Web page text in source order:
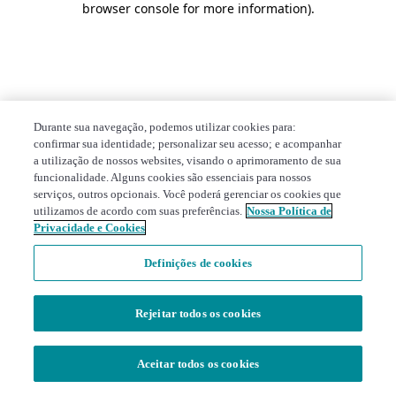
browser console for more information).
Durante sua navegação, podemos utilizar cookies para:
confirmar sua identidade; personalizar seu acesso; e acompanhar
a utilização de nossos websites, visando o aprimoramento de sua
funcionalidade. Alguns cookies são essenciais para nossos
serviços, outros opcionais. Você poderá gerenciar os cookies que
utilizamos de acordo com suas preferências. Nossa Política de
Privacidade e Cookies
Definições de cookies
Rejeitar todos os cookies
Aceitar todos os cookies